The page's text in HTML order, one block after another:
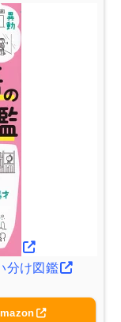
分け図鑑